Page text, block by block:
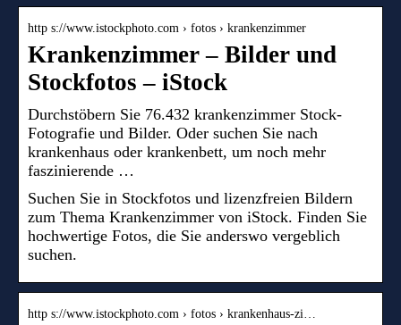
http s://www.istockphoto.com › fotos › krankenzimmer
Krankenzimmer – Bilder und
Stockfotos – iStock
Durchstöbern Sie 76.432 krankenzimmer Stock-
Fotografie und Bilder. Oder suchen Sie nach
krankenhaus oder krankenbett, um noch mehr
faszinierende …
Suchen Sie in Stockfotos und lizenzfreien Bildern
zum Thema Krankenzimmer von iStock. Finden Sie
hochwertige Fotos, die Sie anderswo vergeblich
suchen.
http s://www.istockphoto.com › fotos › krankenhaus-zi…